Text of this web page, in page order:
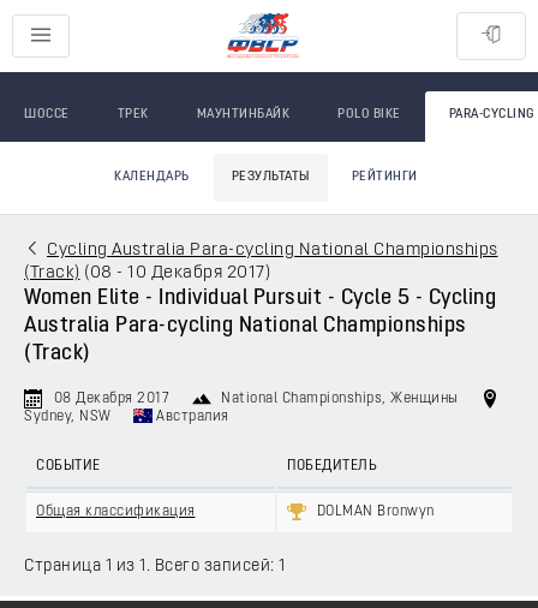
ШОССЕ ТРЕК МАУНТИНБАЙК POLO BIKE PARA-CYCLING
КАЛЕНДАРЬ РЕЗУЛЬТАТЫ РЕЙТИНГИ
Cycling Australia Para-cycling National Championships
(Track) ( 08 - 10 Декабря 2017)
Women Elite - Individual Pursuit - Cycle 5 - Cycling
Australia Para-cycling National Championships
(Track)
08 Декабря 2017 National Championships, Женщины
Sydney, NSW
Австралия
СОБЫТИЕ ПОБЕДИТЕЛЬ
Общая классификация DOLMAN Bronwyn
Страница 1 из 1. Всего записей: 1